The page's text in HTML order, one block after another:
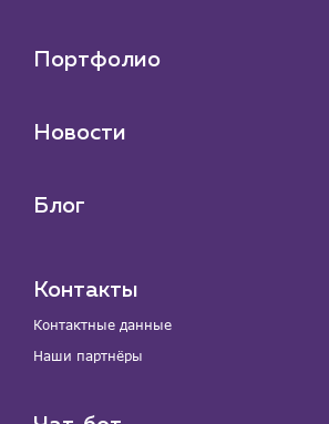
Портфолио
Новости
Блог
Контакты
Контактные данные
Наши партнёры